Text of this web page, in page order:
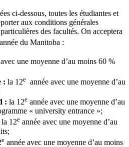
ci-dessous, toutes les étudiantes et
aux conditions générales
des facultés. On acceptera
année du Manitoba :
une moyenne d’au moins 60 %
: la 12e année avec une moyenne d’au
: la 12e année avec une moyenne d’au
« university entrance »;
la 12e année avec une moyenne d’au
e année avec une moyenne d’au moins